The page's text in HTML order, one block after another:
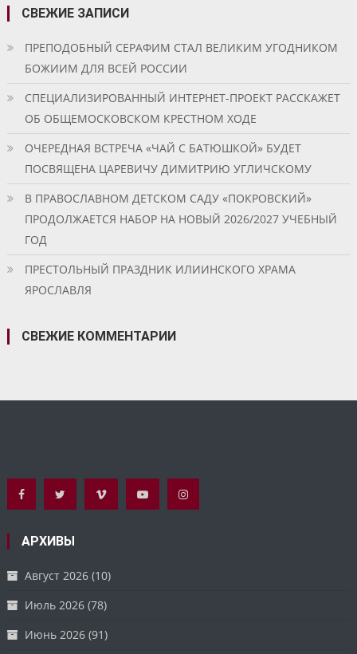
СВЕЖИЕ ЗАПИСИ
ПРЕПОДОБНЫЙ СЕРАФИМ СТАЛ ВЕЛИКИМ УГОДНИКОМ
БОЖИИМ ДЛЯ ВСЕЙ РОССИИ
СПЕЦИАЛИЗИРОВАННЫЙ ИНТЕРНЕТ-ПРОЕКТ РАССКАЖЕТ
ОБ ОБЩЕМОСКОВСКОМ КРЕСТНОМ ХОДЕ
ОЧЕРЕДНАЯ ВСТРЕЧА «ЧАЙ С БАТЮШКОЙ» БУДЕТ
ПОСВЯЩЕНА ЦАРЕВИЧУ ДИМИТРИЮ УГЛИЧСКОМУ
В ПРАВОСЛАВНОМ ДЕТСКОМ САДУ «ПОКРОВСКИЙ»
ПРОДОЛЖАЕТСЯ НАБОР НА НОВЫЙ 2026/2027 УЧЕБНЫЙ
ГОД
ПРЕСТОЛЬНЫЙ ПРАЗДНИК ИЛИИНСКОГО ХРАМА
ЯРОСЛАВЛЯ
СВЕЖИЕ КОММЕНТАРИИ
АРХИВЫ
Август 2026 (10)
Июль 2026 (78)
Июнь 2026 (91)